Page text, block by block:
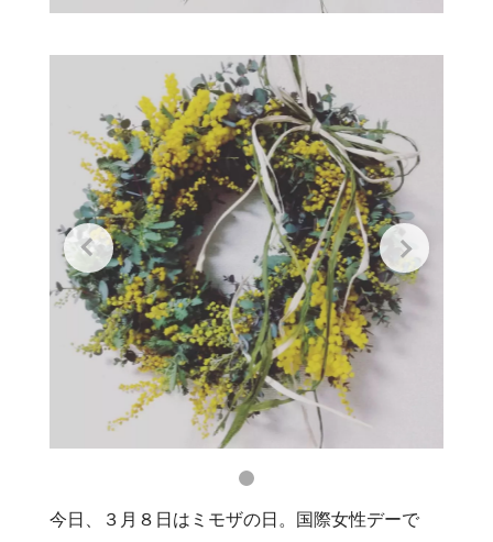
今日、３月８日はミモザの日。国際女性デーで